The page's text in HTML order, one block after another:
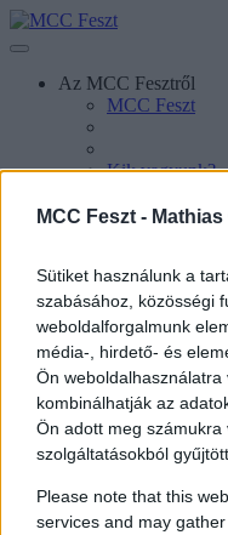
MCC Feszt -
Sütiket használunk a
szabásához, közösségi
weboldalforgalmunk
média-, hirdető- és
Ön
kombinálhatják az
Ön adott meg
szolgáltatásokból
Please note that this
services and may
Az MCC Fesztről
MCC Feszt
Kik vagyunk?
Galéria
Sajtókapcsolat